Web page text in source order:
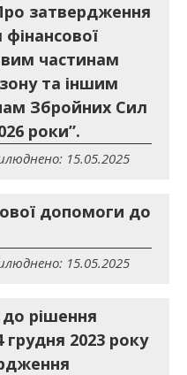
затвердження
частинам
та іншим
Збройних Сил
роки”.
15.05.2025
допомоги до
15.05.2025
рішення
грудня 2023 року